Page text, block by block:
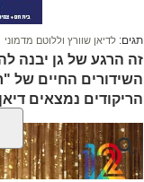
תגים: לדיאן שוורץ וללוטם מדמוני
זה הרגע של גן יבנה
השידורים החיים של
הריקודים נמצאים